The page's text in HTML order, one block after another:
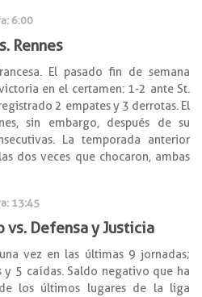
6:00
Rennes
El pasado fin de semana
en el certamen: 1-2 ante St.
2 empates y 3 derrotas. El
sin embargo, después de su
La temporada anterior
dos veces que chocaron, ambas
13:45
vs. Defensa y Justicia
vez en las últimas 9 jornadas;
y 5 caídas. Saldo negativo que ha
los últimos lugares de la liga